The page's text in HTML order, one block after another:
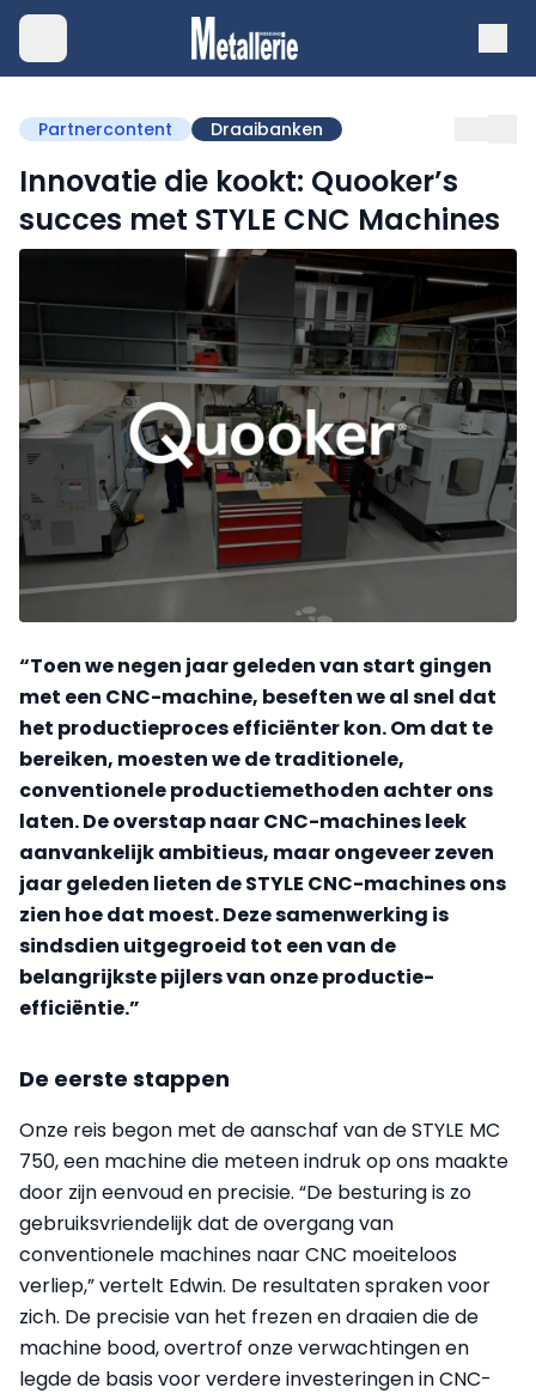
Partnercontent Draaibanken
Innovatie die kookt: Quooker’s
succes met STYLE CNC Machines
“Toen we negen jaar geleden van start gingen
met een CNC-machine, beseften we al snel dat
het productieproces efficiënter kon. Om dat te
bereiken, moesten we de traditionele,
conventionele productiemethoden achter ons
laten. De overstap naar CNC-machines leek
aanvankelijk ambitieus, maar ongeveer zeven
jaar geleden lieten de STYLE CNC-machines ons
zien hoe dat moest. Deze samenwerking is
sindsdien uitgegroeid tot een van de
belangrijkste pijlers van onze productie-
efficiëntie.”
De eerste stappen
Onze reis begon met de aanschaf van de STYLE MC
750, een machine die meteen indruk op ons maakte
door zijn eenvoud en precisie. “De besturing is zo
gebruiksvriendelijk dat de overgang van
conventionele machines naar CNC moeiteloos
verliep,” vertelt Edwin. De resultaten spraken voor
zich. De precisie van het frezen en draaien die de
machine bood, overtrof onze verwachtingen en
legde de basis voor verdere investeringen in CNC-